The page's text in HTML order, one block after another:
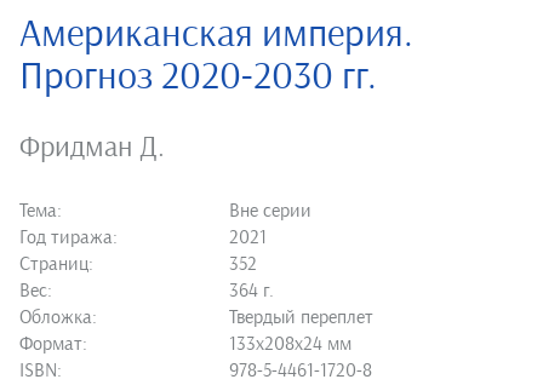
Американская империя.
Прогноз 2020-2030 гг.
Фридман Д.
Тема:
Вне серии
Год тиража:
2021
Страниц:
352
Вес:
364 г.
Обложка:
Твердый переплет
Формат:
133х208х24 мм
ISBN:
978-5-4461-1720-8